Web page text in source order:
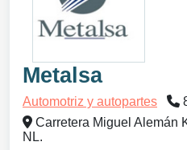
Metalsa
Automotriz y autopartes
Carretera Miguel Alemán
NL.